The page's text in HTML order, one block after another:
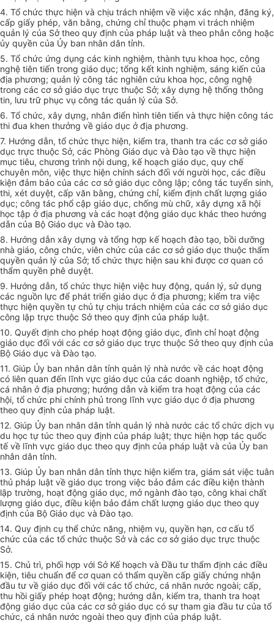
4. Tổ chức thực hiện và chịu trách nhiệm về việc xác nhận, đăng ký,
cấp giấy phép, văn bằng, chứng chỉ thuộc phạm vi trách nhiệm
quản lý của Sở theo quy định của pháp luật và theo phân công hoặc
ủy quyền của Ủy ban nhân dân tỉnh.
5. Tổ chức ứng dụng các kinh nghiệm, thành tựu khoa học, công
nghệ tiên tiến trong giáo dục; tổng kết kinh nghiệm, sáng kiến của
địa phương; quản lý công tác nghiên cứu khoa học, công nghệ
trong các cơ sởgiáo dục trực thuộc Sở; xây dựng hệ thống thông
tin, lưu trữ phục vụ công tác quản lý của Sở.
6. Tổ chức, xây dựng, nhân điển hình tiên tiến và thực hiện công tác
thi đua khen thưởng về giáo dục ở địa phương.
7. Hướng dẫn, tổ chức thực hiện, kiểm tra, thanh tra các cơ sở giáo
dục trực thuộc Sở, các Phòng Giáo dục và Đào tạo về thực hiện
mục tiêu, chương trình nội dung, kế hoạch giáo dục, quy chế
chuyên môn, việc thực hiện chính sách đối với người học, các điều
kiện đảm bảo của các cơ sở giáo dục công lập; công tác tuyển sinh,
thi, xét duyệt, cấp văn bằng, chứng chỉ, kiểm định chất lượng giáo
dục; công tác phổ cập giáo dục, chống mù chữ, xây dựng xã hội
học tập ở địa phương và các hoạt động giáo dục khác theo hướng
dẫn của Bộ Giáo dục và Đào tạo.
8. Hướng dẫn xây dựng và tổng hợp kế hoạch đào tạo, bồi dưỡng
nhà giáo, công chức, viên chức của các cơ sở giáo dục thuộc thẩm
quyền quản lý của Sở; tổ chức thực hiện sau khi được cơ quan có
thẩm quyền phê duyệt.
9. Hướng dẫn, tổ chức thực hiện việc huy động, quản lý, sử dụng
các nguồn lực để phát triển giáo dục ởđịa phương; kiểm tra việc
thực hiện quyền tự chủ tự chịu trách nhiệm của các cơ sở giáo dục
công lập trực thuộc Sở theo quy định của pháp luật.
10. Quyết định cho phép hoạt động giáo dục, đình chỉ hoạt động
giáo dục đối với các cơ sở giáo dục trực thuộc Sở theo quy định của
Bộ Giáo dục và Đào tạo.
11. Giúp Ủy ban nhân dân tỉnh quản lý nhà nước về các hoạt động
có liên quan đến lĩnh vực giáo dục của các doanh nghiệp, tổ chức,
cá nhân ởđịa phương; hướng dẫn và kiểm tra hoạt động của các
hội, tổ chức phi chính phủ trong lĩnh vực giáo dục ở địa phương
theo quy định của pháp luật.
12. Giúp Ủy ban nhân dân tỉnh quản lý nhà nước các tổ chức dịch vụ
du học tự túc theo quy định của pháp luật; thực hiện hợp tác quốc
tế về lĩnh vực giáo dục theo quy định của pháp luật và của Ủy ban
nhân dân tỉnh.
13. Giúp Ủy ban nhân dân tỉnh thực hiện kiểm tra, giám sát việc tuân
thủ pháp luật về giáo dục trong việc bảo đảm các điều kiện thành
lập trường, hoạt động giáo dục, mở ngành đào tạo, công khai chất
lượng giáo dục, điều kiện bảo đảm chất lượng giáo dục theo quy
định của Bộ Giáo dục và Đào tạo.
14. Quy định cụ thể chức năng, nhiệm vụ, quyền hạn, cơ cấu tổ
chức của các tổ chức thuộc Sở và các cơ sở giáo dục trực thuộc
Sở.
15. Chủ trì, phối hợp với Sở Kế hoạch và Đầu tư thẩm định các điều
kiện, tiêu chuẩn để cơ quan có thẩm quyền cấp giấy chứng nhận
đầu tư về giáo dục đối với các tổ chức, cá nhân nước ngoài; cấp,
thu hồi giấy phép hoạt động; hướng dẫn, kiểm tra, thanh tra hoạt
động giáo dục của các cơ sở giáo dục có sự tham gia đầu tư của tổ
chức, cá nhân nước ngoài theo quy định của pháp luật.